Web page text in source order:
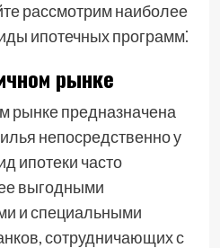
рассмотрим наиболее
ипотечных программ⁚
рынке
рынке предназначена
непосредственно у
ипотеки часто
выгодными
и специальными
сотрудничающих с